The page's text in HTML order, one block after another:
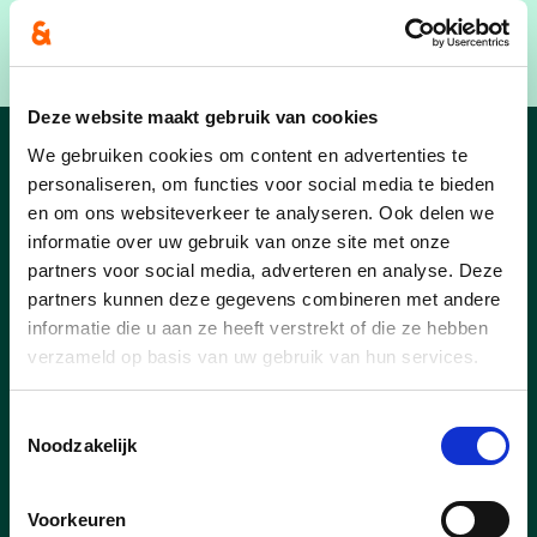
Deze website maakt gebruik van cookies
We gebruiken cookies om content en advertenties te
personaliseren, om functies voor social media te bieden
en om ons websiteverkeer te analyseren. Ook delen we
informatie over uw gebruik van onze site met onze
partners voor social media, adverteren en analyse. Deze
partners kunnen deze gegevens combineren met andere
informatie die u aan ze heeft verstrekt of die ze hebben
verzameld op basis van uw gebruik van hun services.
Noodzakelijk
Voorkeuren
ontmoetingsweefsel.
Nieuws